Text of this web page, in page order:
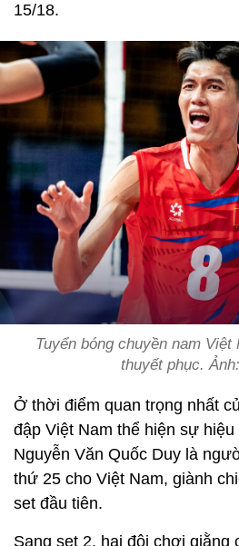
15/18.
Tuyển bóng chuyền nam
thuyết phục.
Ở thời điểm quan trọng nhất
đập Việt Nam thể hiện sự
Nguyễn Văn Quốc Duy là
thứ 25 cho Việt Nam, giành
set đầu tiên.
Sang set 2, hai đội chơi giằng